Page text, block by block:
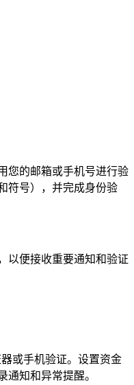
您的邮箱或手机号进行验
符号），并完成身份验
以便接收重要通知和验证
或手机验证。设置资金
通知和异常提醒。